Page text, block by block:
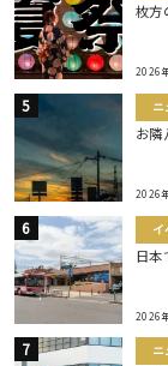
枚方
2026
ニ
お隣
2026
イ
日本
2026
ニ